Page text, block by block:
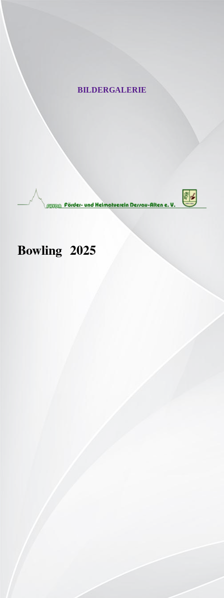
BILDERGALERIE
Bowling 2025